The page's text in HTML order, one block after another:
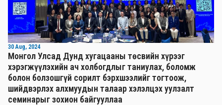
30 Aug, 2024
Монгол Улсад Дунд хугацааны төсвийн хүрээг
хэрэгжүүлэхийн ач холбогдлыг таниулах, боломж
болон болзошгүй сорилт бэрхшээлийг тогтоож,
шийдвэрлэх алхмуудын талаар хэлэлцэх уулзалт
семинарыг зохион байгууллаа